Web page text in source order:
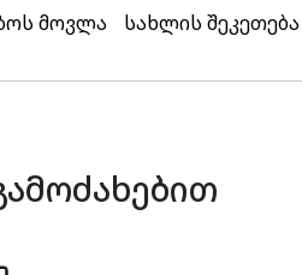
მოვლა სახლის შეკეთება